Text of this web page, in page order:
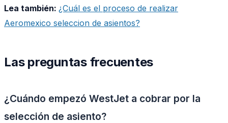
Lea también: ¿Cuál es el proceso de realizar
Aeromexico seleccion de asientos?
Las preguntas frecuentes
¿Cuándo empezó WestJet a cobrar por la
selección de asiento?